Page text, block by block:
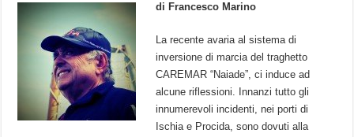
di Francesco Marino
La recente avaria al sistema di
inversione di marcia del traghetto
CAREMAR “Naiade”, ci induce ad
alcune riflessioni. Innanzi tutto gli
innumerevoli incidenti, nei porti di
Ischia e Procida, sono dovuti alla